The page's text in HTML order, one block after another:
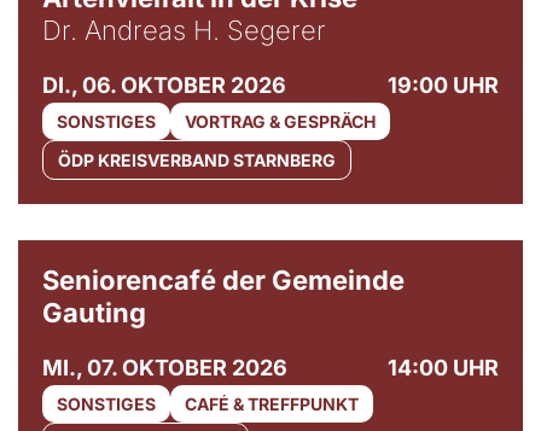
Dr. Andreas H. Segerer
DI., 06. OKTOBER 2026 19:00 UHR
SONSTIGES
VORTRAG & GESPRÄCH
ÖDP KREISVERBAND STARNBERG
Seniorencafé der Gemeinde
Gauting
MI., 07. OKTOBER 2026 14:00 UHR
SONSTIGES
CAFÉ & TREFFPUNKT